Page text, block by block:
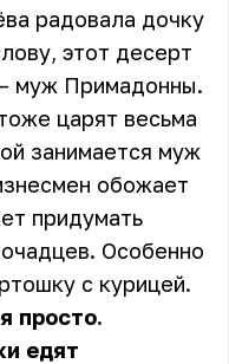
радовала дочку
этот десерт
муж Примадонны.
царят весьма
занимается муж
обожает
придумать
Особенно
с курицей.
просто.
едят